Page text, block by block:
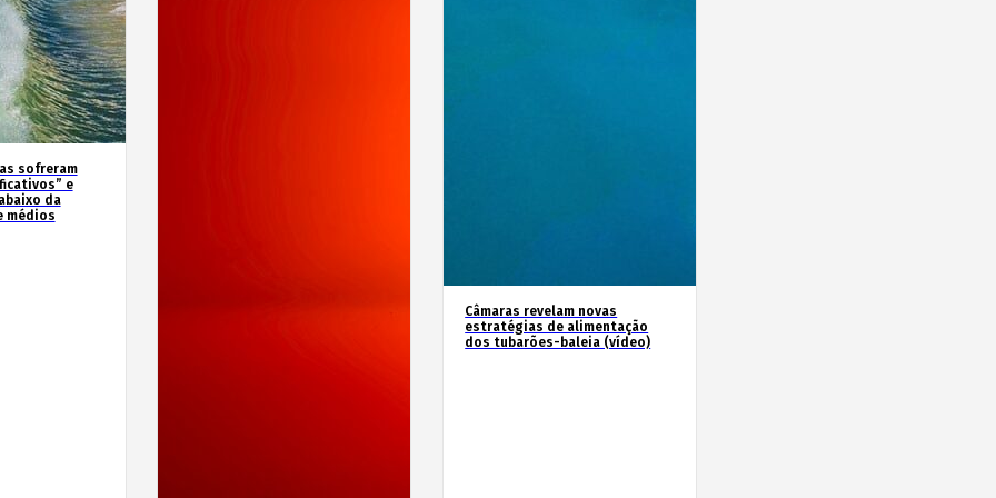
sofreram
e
da
médios
Câmaras revelam novas
estratégias de alimentação
dos tubarões-baleia (vídeo)